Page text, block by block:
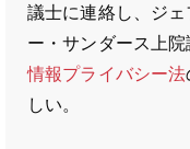
議士に連絡し、ジ
ー・サンダース上
情報プライバシー法
しい。